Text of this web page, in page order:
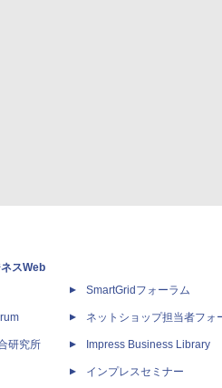
スWeb
研究所
SmartGridフォーラム
ネットショップ担当者フォ
Impress Business Library
インプレスセミナー